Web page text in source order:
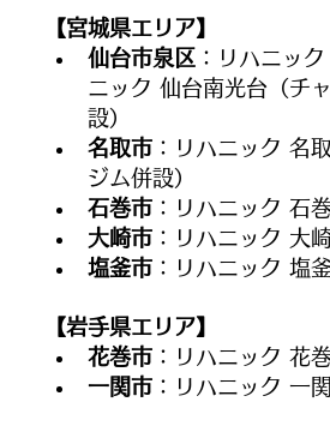
【宮城県エリア】
仙台市泉区 ：リハニッ
ニック 仙台南光台（チ
設）
名取市 ：リハニック 名
ジム併設）
石巻市 ：リハニック 石
大崎市 ：リハニック 大
塩釜市 ：リハニック 塩
【岩手県エリア】
花巻市 ：リハニック 花
一関市 ：リハニック 一関